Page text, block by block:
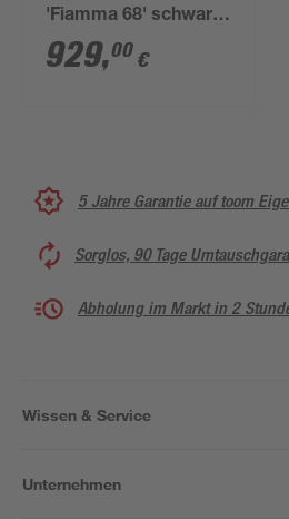
'Fiamma 68' schwarz
2 kW
929,00 €
5 Jahre Garantie auf toom
Sorglos, 90 Tage
Abholung im Markt in 2
Wissen & Service
Unternehmen